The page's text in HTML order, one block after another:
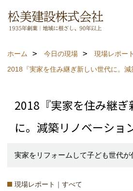
ホーム 今日の現場 現場レポート
2018『実家を住み継ぎ新しい世代に。減
2018『実家を住み継ぎ
に。減築リノベーショ
実家をリフォームして子ども世代が
現場レポート｜すべて